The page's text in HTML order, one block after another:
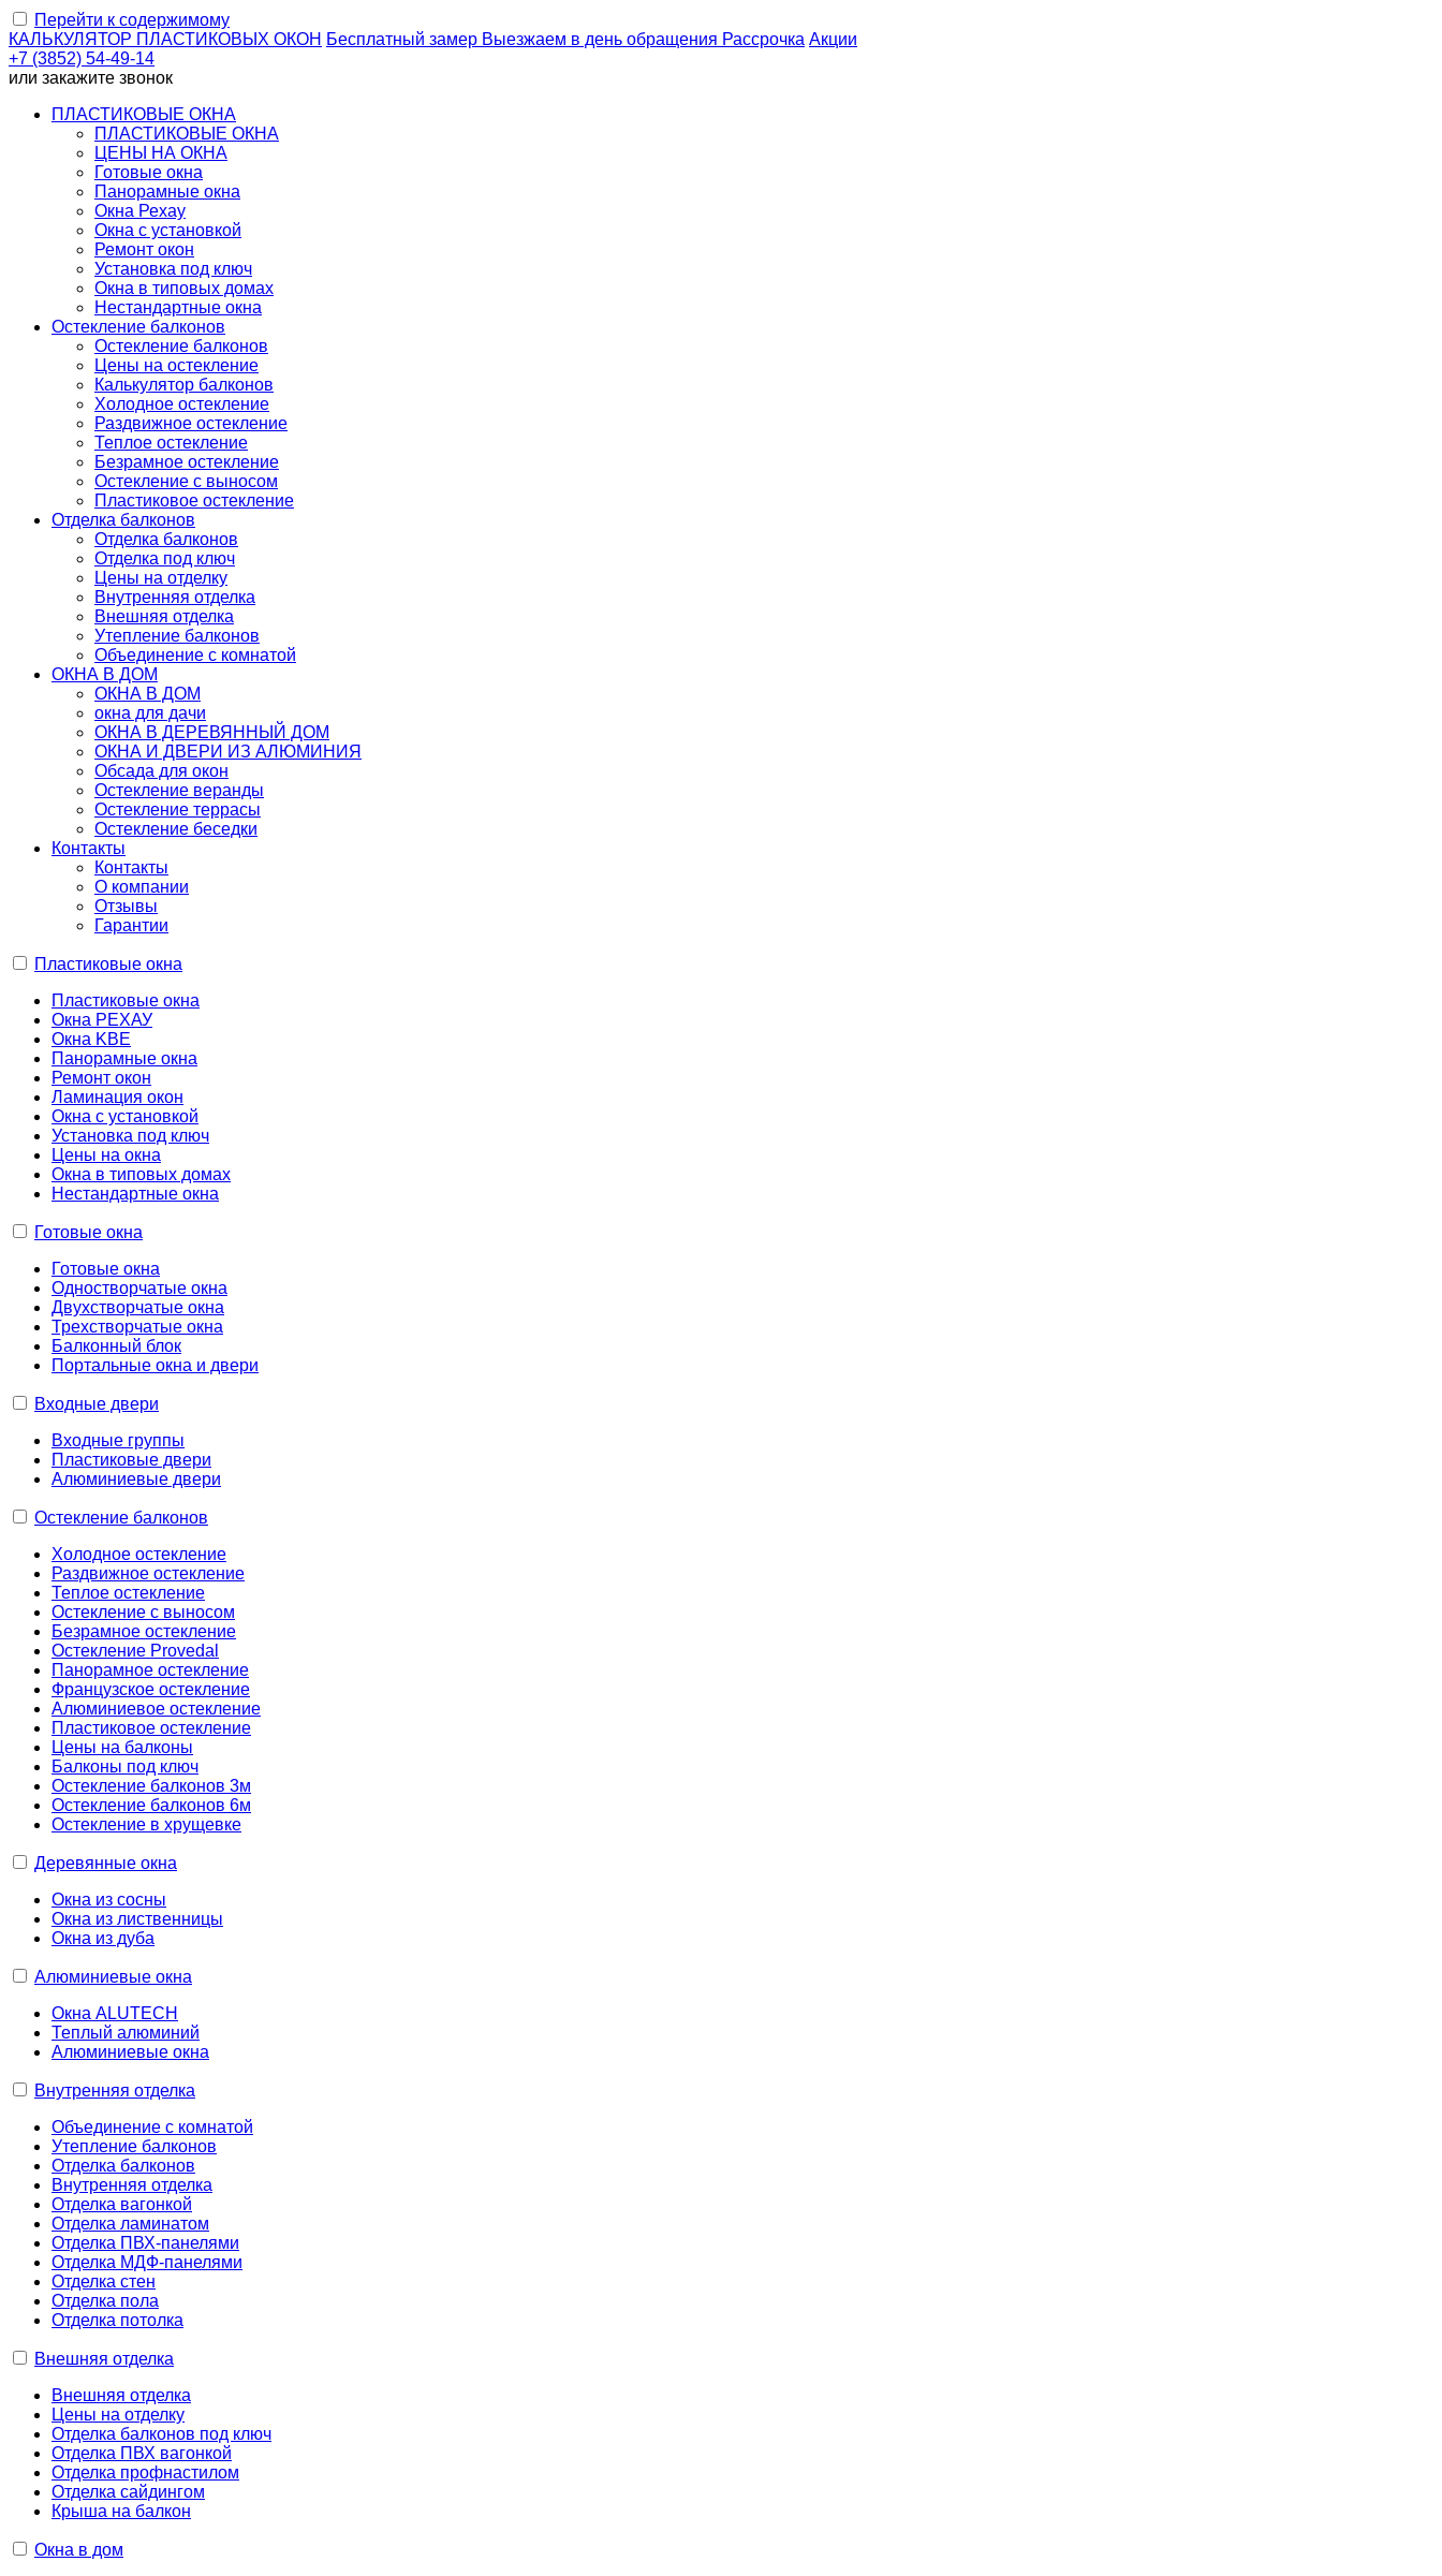
Перейти к содержимому
КАЛЬКУЛЯТОР ПЛАСТИКОВЫХ ОКОН Бесплатный замер Выезжаем в день обращения Рассрочка Акции
+7 (3852) 54-49-14
или закажите звонок
ПЛАСТИКОВЫЕ ОКНА
ПЛАСТИКОВЫЕ ОКНА
ЦЕНЫ НА ОКНА
Готовые окна
Панорамные окна
Окна Рехау
Окна с установкой
Ремонт окон
Установка под ключ
Окна в типовых домах
Нестандартные окна
Остекление балконов
Остекление балконов
Цены на остекление
Калькулятор балконов
Холодное остекление
Раздвижное остекление
Теплое остекление
Безрамное остекление
Остекление с выносом
Пластиковое остекление
Отделка балконов
Отделка балконов
Отделка под ключ
Цены на отделку
Внутренняя отделка
Внешняя отделка
Утепление балконов
Объединение с комнатой
ОКНА В ДОМ
ОКНА В ДОМ
окна для дачи
ОКНА В ДЕРЕВЯННЫЙ ДОМ
ОКНА И ДВЕРИ ИЗ АЛЮМИНИЯ
Обсада для окон
Остекление веранды
Остекление террасы
Остекление беседки
Контакты
Контакты
О компании
Отзывы
Гарантии
Пластиковые окна
Пластиковые окна
Окна РЕХАУ
Окна KBE
Панорамные окна
Ремонт окон
Ламинация окон
Окна с установкой
Установка под ключ
Цены на окна
Окна в типовых домах
Нестандартные окна
Готовые окна
Готовые окна
Одностворчатые окна
Двухстворчатые окна
Трехстворчатые окна
Балконный блок
Портальные окна и двери
Входные двери
Входные группы
Пластиковые двери
Алюминиевые двери
Остекление балконов
Холодное остекление
Раздвижное остекление
Теплое остекление
Остекление с выносом
Безрамное остекление
Остекление Provedal
Панорамное остекление
Французское остекление
Алюминиевое остекление
Пластиковое остекление
Цены на балконы
Балконы под ключ
Остекление балконов 3м
Остекление балконов 6м
Остекление в хрущевке
Деревянные окна
Окна из сосны
Окна из лиственницы
Окна из дуба
Алюминиевые окна
Окна ALUTECH
Теплый алюминий
Алюминиевые окна
Внутренняя отделка
Объединение с комнатой
Утепление балконов
Отделка балконов
Внутренняя отделка
Отделка вагонкой
Отделка ламинатом
Отделка ПВХ-панелями
Отделка МДФ-панелями
Отделка стен
Отделка пола
Отделка потолка
Внешняя отделка
Внешняя отделка
Цены на отделку
Отделка балконов под ключ
Отделка ПВХ вагонкой
Отделка профнастилом
Отделка сайдингом
Крыша на балкон
Окна в дом